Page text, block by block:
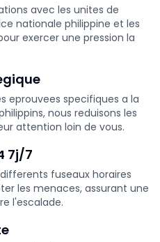
avec les unites de
nationale philippine et les
exercer une pression la
eprouvees specifiques a la
nous reduisons les
attention loin de vous.
7j/7
fuseaux horaires
les menaces, assurant une
l'escalade.